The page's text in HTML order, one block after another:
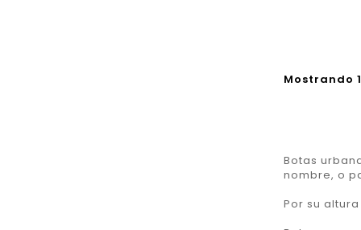
Mostrando
Botas
nombre, o
Por su